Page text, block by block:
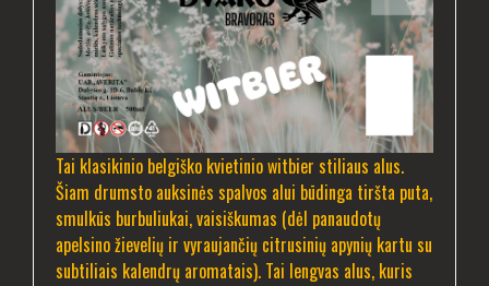
Tai klasikinio belgiško kvietinio witbier stiliaus alus.
Šiam drumsto auksinės spalvos alui būdinga tiršta puta,
smulkūs burbuliukai, vaisiškumas (dėl panaudotų
apelsino žievelių ir vyraujančių citrusinių apynių kartu su
subtiliais kalendrų aromatais). Tai lengvas alus, kuris